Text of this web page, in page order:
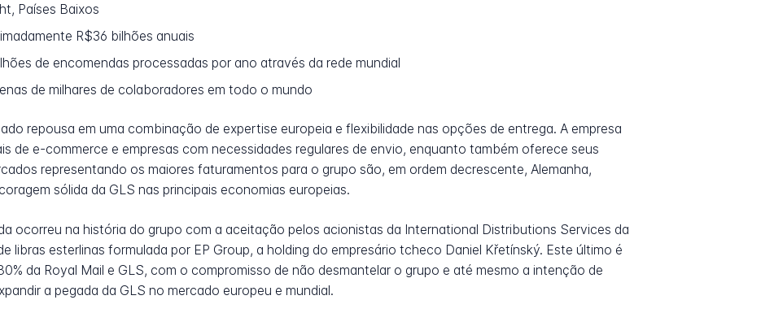
Países Baixos
R$36 bilhões anuais
de encomendas processadas por ano através da rede mundial
de milhares de colaboradores em todo o mundo
repousa em uma combinação de expertise europeia e flexibilidade nas opções de entrega. A empresa
de e-commerce e empresas com necessidades regulares de envio, enquanto também oferece seus
representando os maiores faturamentos para o grupo são, em ordem decrescente, Alemanha,
sólida da GLS nas principais economias europeias.
ocorreu na história do grupo com a aceitação pelos acionistas da International Distributions Services da
libras esterlinas formulada por EP Group, a holding do empresário tcheco Daniel Křetínský. Este último é
da Royal Mail e GLS, com o compromisso de não desmantelar o grupo e até mesmo a intenção de
a pegada da GLS no mercado europeu e mundial.